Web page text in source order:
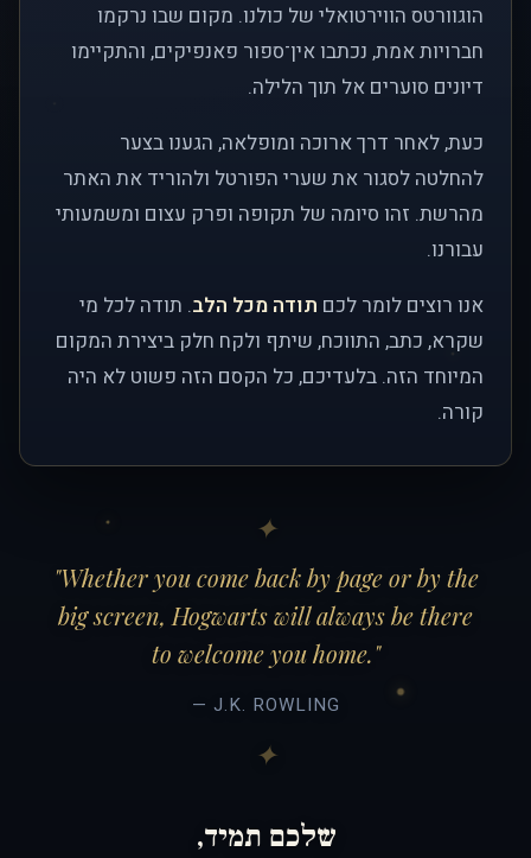
הוגוורטס הווירטואלי של כולנו. מקום שבו נרקמו
חברויות אמת, נכתבו אין־ספור פאנפיקים, והתקיימו
דיונים סוערים אל תוך הלילה.
כעת, לאחר דרך ארוכה ומופלאה, הגענו בצער
להחלטה לסגור את שערי הפורטל ולהוריד את האתר
מהרשת. זהו סיומה של תקופה ופרק עצום ומשמעותי
עבורנו.
אנו רוצים לומר לכם תודה מכל הלב. תודה לכל מי
שקרא, כתב, התווכח, שיתף ולקח חלק ביצירת המקום
המיוחד הזה. בלעדיכם, כל הקסם הזה פשוט לא היה
קורה.
"Whether you come back by page or by the
big screen, Hogwarts will always be there
to welcome you home."
— J.K. ROWLING
שלכם תמיד,